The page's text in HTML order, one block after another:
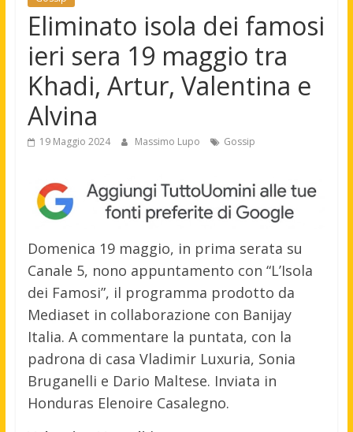
Eliminato isola dei famosi
ieri sera 19 maggio tra
Khadi, Artur, Valentina e
Alvina
19 Maggio 2024 Massimo Lupo Gossip
Domenica 19 maggio, in prima serata su
Canale 5, nono appuntamento con “L’Isola
dei Famosi”, il programma prodotto da
Mediaset in collaborazione con Banijay
Italia. A commentare la puntata, con la
padrona di casa Vladimir Luxuria, Sonia
Bruganelli e Dario Maltese. Inviata in
Honduras Elenoire Casalegno.